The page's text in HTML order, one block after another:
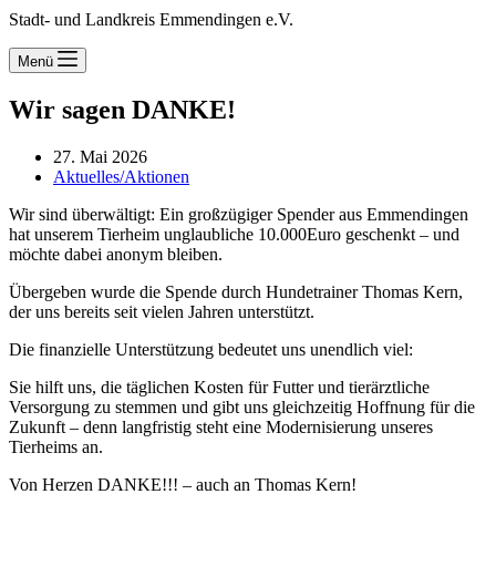
Stadt- und Landkreis Emmendingen e.V.
Menü
Wir sagen DANKE!
27. Mai 2026
Aktuelles/Aktionen
Wir sind überwältigt: Ein großzügiger Spender aus Emmendingen
hat unserem Tierheim unglaubliche 10.000Euro geschenkt – und
möchte dabei anonym bleiben.
Übergeben wurde die Spende durch Hundetrainer Thomas Kern,
der uns bereits seit vielen Jahren unterstützt.
Die finanzielle Unterstützung bedeutet uns unendlich viel:
Sie hilft uns, die täglichen Kosten für Futter und tierärztliche
Versorgung zu stemmen und gibt uns gleichzeitig Hoffnung für die
Zukunft – denn langfristig steht eine Modernisierung unseres
Tierheims an.
Von Herzen DANKE!!! – auch an Thomas Kern!